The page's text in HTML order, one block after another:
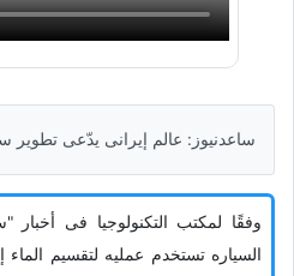
ساعدنیوز: عالم إیرانی یدّعی تطویر
وفقًا لمکتب التکنولوجیا فی
السیاره تستخدم عملیه لتقسیم الماء